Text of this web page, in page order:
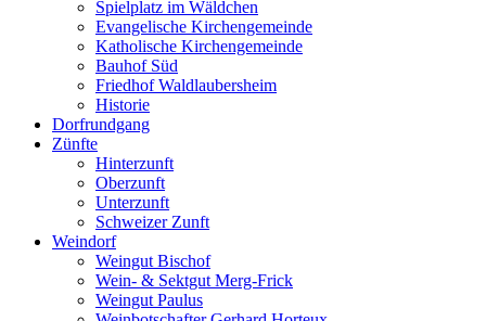
Spielplatz im Wäldchen
Evangelische Kirchengemeinde
Katholische Kirchengemeinde
Bauhof Süd
Friedhof Waldlaubersheim
Historie
Dorfrundgang
Zünfte
Hinterzunft
Oberzunft
Unterzunft
Schweizer Zunft
Weindorf
Weingut Bischof
Wein- & Sektgut Merg-Frick
Weingut Paulus